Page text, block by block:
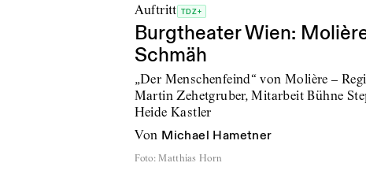
Auftritt TDZ+
Burgtheater Wien:
Schmäh
„Der Menschenfeind“ von Molière –
Martin Zehetgruber, Mitarbeit Bühne
Heide Kastler
von Michael Hametner
Foto: Matthias Horn